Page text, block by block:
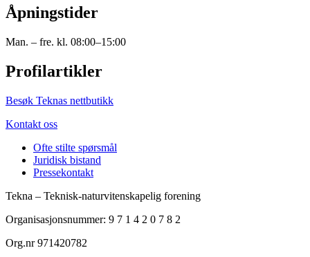
Åpningstider
Man. – fre. kl. 08:00–15:00
Profilartikler
Besøk Teknas nettbutikk
Kontakt oss
Ofte stilte spørsmål
Juridisk bistand
Pressekontakt
Tekna – Teknisk-naturvitenskapelig forening
Organisasjonsnummer: 9 7 1 4 2 0 7 8 2
Org.nr 971420782